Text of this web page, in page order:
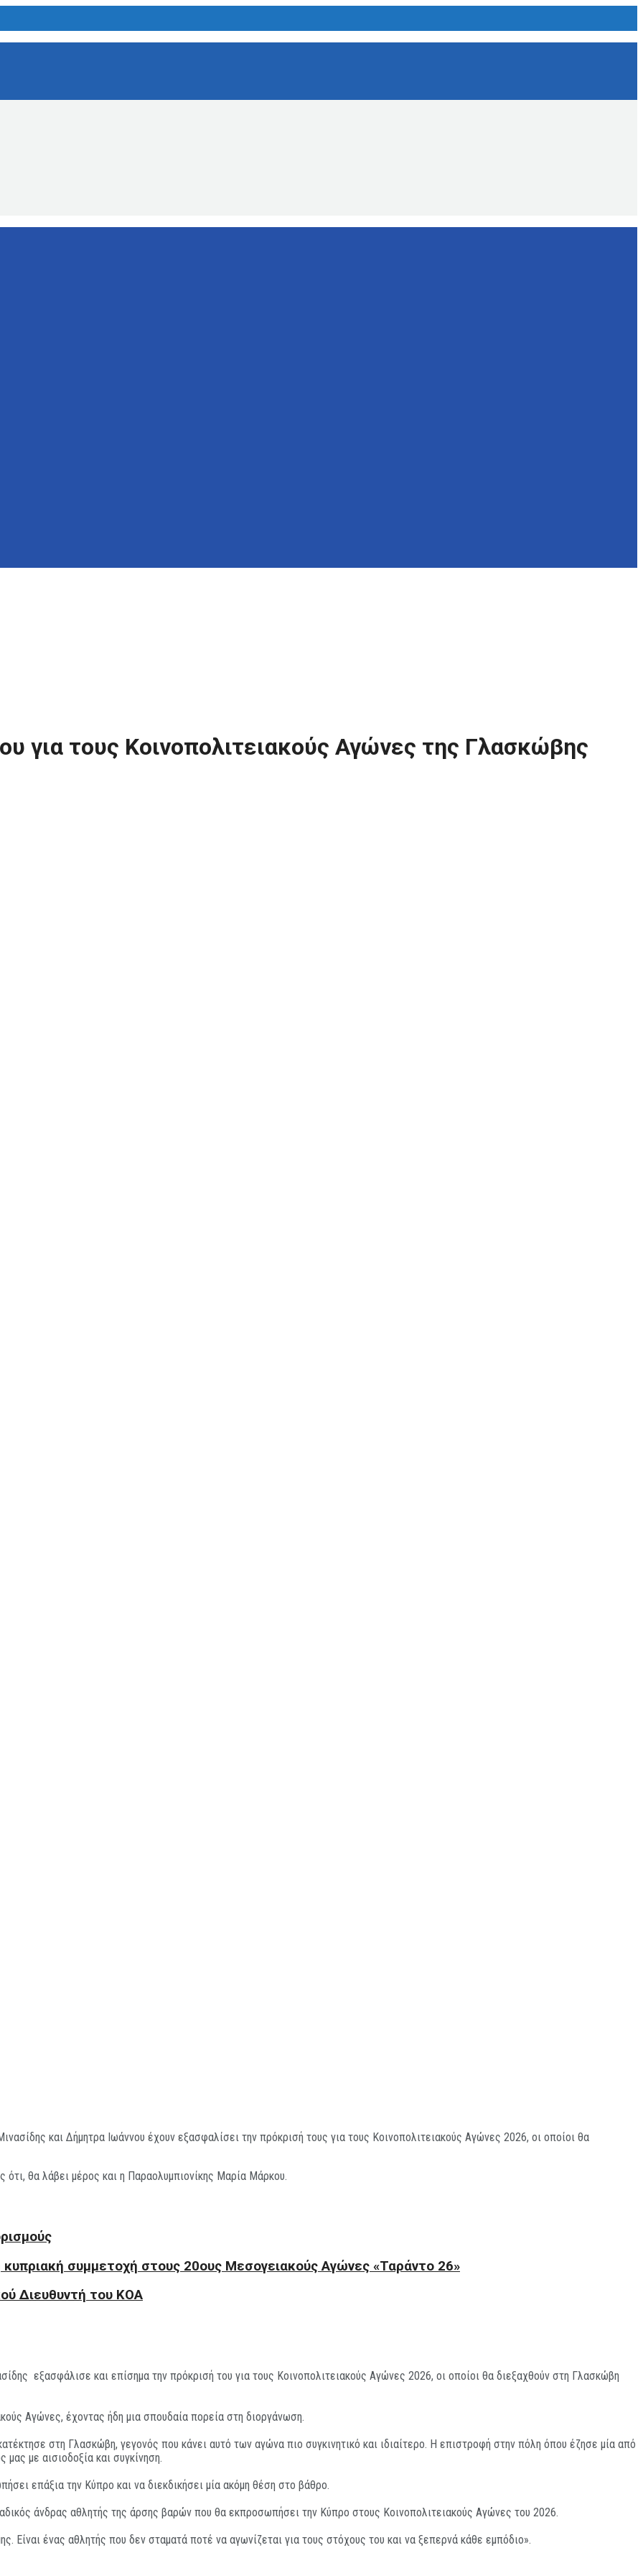
για τους Κοινοπολιτειακούς Αγώνες της Γλασκώβης
και Δήμητρα Ιωάννου έχουν εξασφαλίσει την πρόκρισή τους για τους Κοινοπολιτειακούς Αγώνες 2026, οι οποίοι θα
θα λάβει μέρος και η Παραολυμπιονίκης Μαρία Μάρκου.
συμμετοχή στους 20ους Μεσογειακούς Αγώνες «Ταράντο 26»
Διευθυντή του KOA
εξασφάλισε και επίσημα την πρόκρισή του για τους Κοινοπολιτειακούς Αγώνες 2026, οι οποίοι θα διεξαχθούν στη Γλασκώβη
Αγώνες, έχοντας ήδη μια σπουδαία πορεία στη διοργάνωση.
στη Γλασκώβη, γεγονός που κάνει αυτό των αγώνα πιο συγκινητικό και ιδιαίτερο. Η επιστροφή στην πόλη όπου έζησε μία από
μας με αισιοδοξία και συγκίνηση.
επάξια την Κύπρο και να διεκδικήσει μία ακόμη θέση στο βάθρο.
άνδρας αθλητής της άρσης βαρών που θα εκπροσωπήσει την Κύπρο στους Κοινοπολιτειακούς Αγώνες του 2026.
Είναι ένας αθλητής που δεν σταματά ποτέ να αγωνίζεται για τους στόχους του και να ξεπερνά κάθε εμπόδιο».